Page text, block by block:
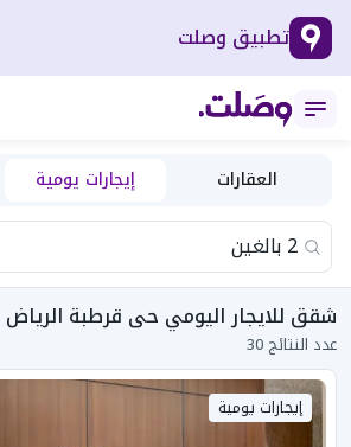
تطبيق وصلت
العقارات إيجارات يومية
شقق للايجار اليومي حى قرطبة الرياض
عدد النتائج 30
إيجارات يومية